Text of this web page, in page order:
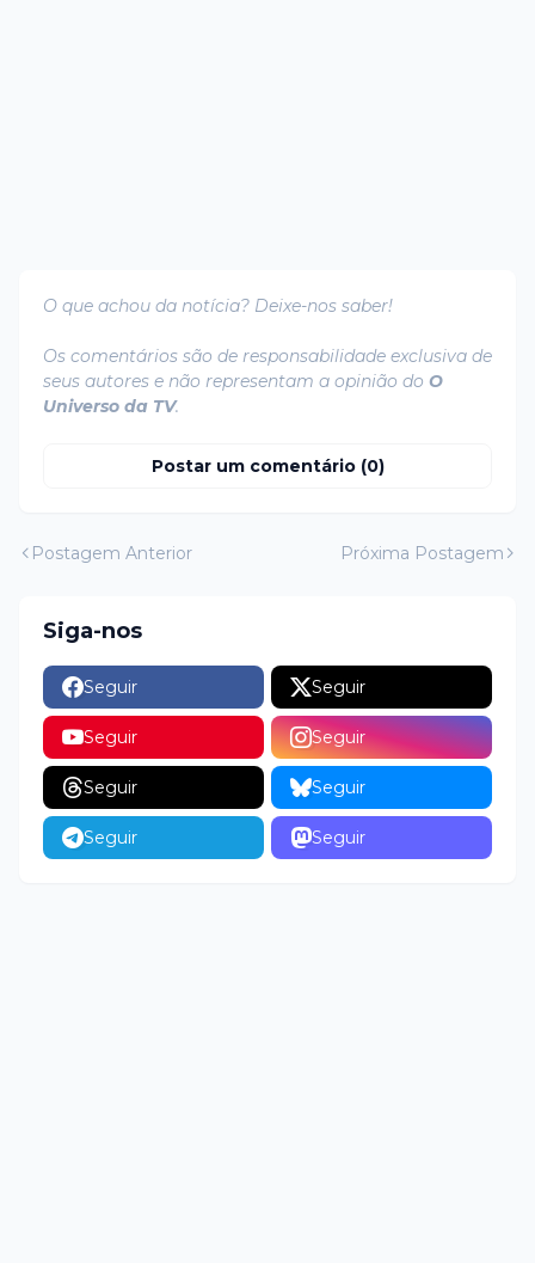
O que achou da notícia? Deixe-nos saber!
Os comentários são de responsabilidade exclusiva de
seus autores e não representam a opinião do O
Universo da TV.
Postar um comentário (0)
Postagem Anterior Próxima Postagem
Siga-nos
Seguir Seguir
Seguir Seguir
Seguir Seguir
Seguir Seguir